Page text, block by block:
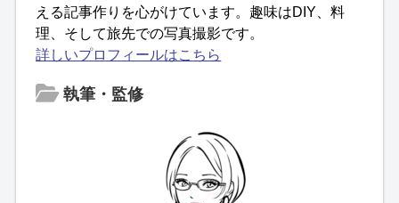
える記事作りを心がけています。趣味はDIY、料
理、そして旅先での写真撮影です。
詳しいプロフィールはこちら
執筆・監修